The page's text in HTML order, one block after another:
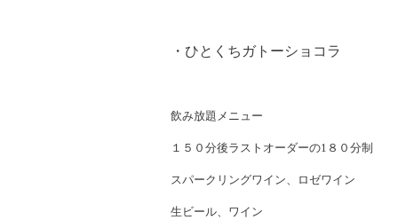
・ひとくちガトーショコラ
飲み放題メニュー
１５０分後ラストオーダーの1８０分制
スパークリングワイン、ロゼワイン
生ビール、ワイン